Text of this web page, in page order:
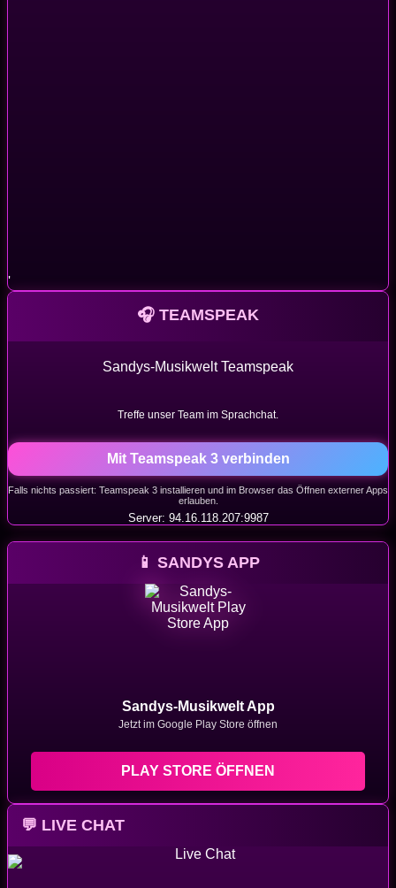
'
🎧 TEAMSPEAK
Sandys-Musikwelt Teamspeak
Treffe unser Team im Sprachchat.
Mit Teamspeak 3 verbinden
Falls nichts passiert: Teamspeak 3 installieren und im Browser das Öffnen externer Apps
erlauben.
Server: 94.16.118.207:9987
📱 SANDYS APP
Sandys-Musikwelt App
Jetzt im Google Play Store öffnen
PLAY STORE ÖFFNEN
💬 LIVE CHAT